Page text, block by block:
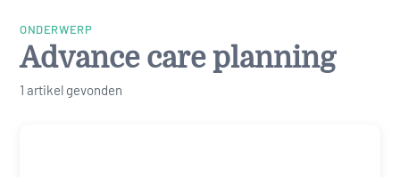
ONDERWERP
Advance care planning
1 artikel gevonden